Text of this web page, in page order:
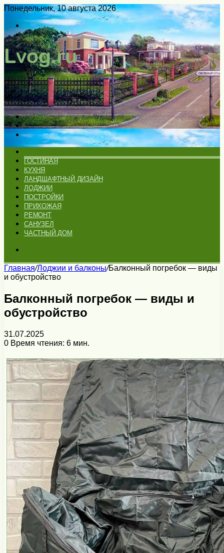
Понедельник, 10 августа 2026
Войти
Switch
skin
Меню
Искать
Switch
skin
ГОСТИНАЯ
КУХНЯ
ЛАНДШАФТНЫЙ ДИЗАЙН
ЛОДЖИИ
ПОСТРОЙКИ
ПРИХОЖАЯ
РЕМОНТ
САНУЗЕЛ
ЧАСТНЫЙ ДОМ
Главная/Лоджии и балконы/Балконный погребок — виды
и обустройство
Балконный погребок — виды и
обустройство
31.07.2025
0 Время чтения: 6 мин.